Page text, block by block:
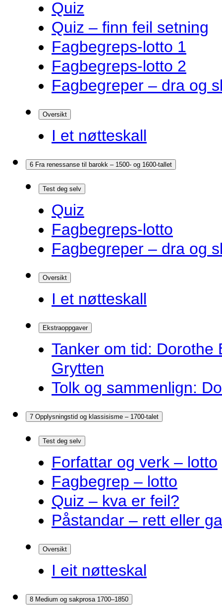
Quiz
Quiz – finn feil setning
Fagbegreps-lotto 1
Fagbegreps-lotto 2
Fagbegreper – dra og
Oversikt
I et nøtteskall
6 Fra renessanse til barokk – 1500- og 1600-tallet
Test deg selv
Quiz
Fagbegreps-lotto
Fagbegreper – dra og
Oversikt
I et nøtteskall
Ekstraoppgaver
Tanker om tid: Dorothe
Grytten
Tolk og sammenlign:
7 Opplysningstid og klassisisme – 1700-talet
Test deg selv
Forfattar og verk – lotto
Fagbegrep – lotto
Quiz – kva er feil?
Påstandar – rett eller
Oversikt
I eit nøtteskal
8 Medium og sakprosa 1700–1850